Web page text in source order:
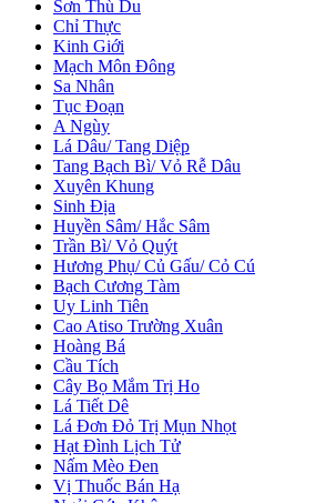
Sơn Thù Du
Chỉ Thực
Kinh Giới
Mạch Môn Đông
Sa Nhân
Tục Đoạn
A Ngùy
Lá Dâu/ Tang Diệp
Tang Bạch Bì/ Vỏ Rễ Dâu
Xuyên Khung
Sinh Địa
Huyền Sâm/ Hắc Sâm
Trần Bì/ Vỏ Quýt
Hương Phụ/ Củ Gấu/ Cỏ Cú
Bạch Cương Tàm
Uy Linh Tiên
Cao Atiso Trường Xuân
Hoàng Bá
Cầu Tích
Cây Bọ Mắm Trị Ho
Lá Tiết Dê
Lá Đơn Đỏ Trị Mụn Nhọt
Hạt Đình Lịch Tử
Nấm Mèo Đen
Vị Thuốc Bán Hạ